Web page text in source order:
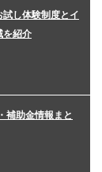
し体験制度とイ
を紹介
補助金情報まと